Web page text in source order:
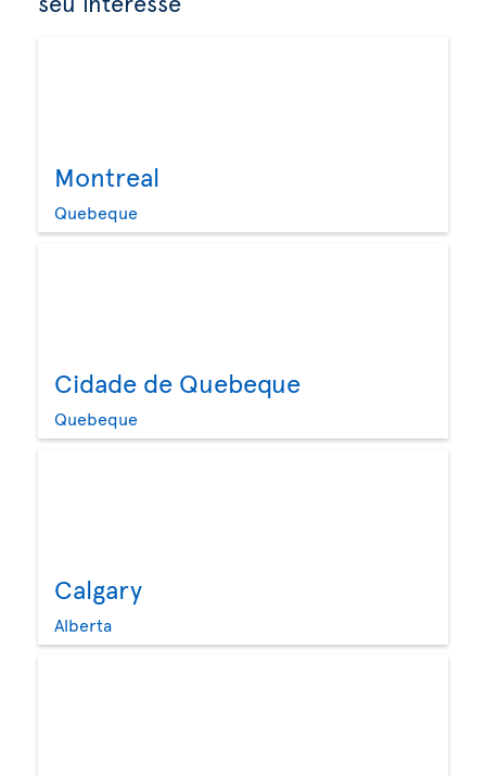
Montreal
Quebeque
Cidade de Quebeque
Quebeque
Calgary
Alberta